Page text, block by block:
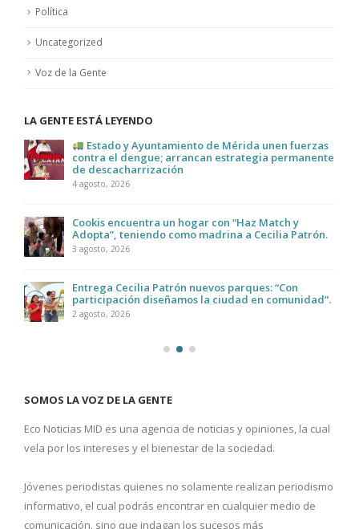
Política
Uncategorized
Voz de la Gente
LA GENTE ESTÁ LEYENDO
Estado y Ayuntamiento de Mérida unen fuerzas
contra el dengue; arrancan estrategia permanente
de descacharrización
4 agosto, 2026
Cookis encuentra un hogar con “Haz Match y
Adopta”, teniendo como madrina a Cecilia Patrón.
3 agosto, 2026
Entrega Cecilia Patrón nuevos parques: “Con
participación diseñamos la ciudad en comunidad”.
2 agosto, 2026
SOMOS LA VOZ DE LA GENTE
Eco Noticias MID es una agencia de noticias y opiniones, la cual
vela por los intereses y el bienestar de la sociedad.
Jóvenes periodistas quienes no solamente realizan periodismo
informativo, el cual podrás encontrar en cualquier medio de
comunicación, sino que indagan los sucesos más